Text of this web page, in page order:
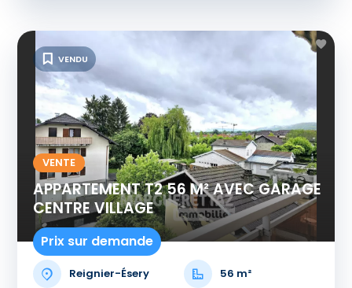
VENTE
APPARTEMENT T2 56 M² AVEC GARAGE
CENTRE VILLAGE
Prix sur demande
Reignier-Ésery 56 m²
VENDU